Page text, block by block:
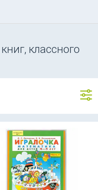
классного